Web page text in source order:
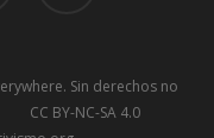
. Sin derechos no
BY-NC-SA 4.0